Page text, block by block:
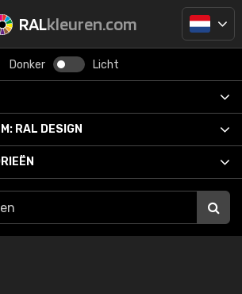
RALkleuren.com
Donker Licht
RAL DESIGN